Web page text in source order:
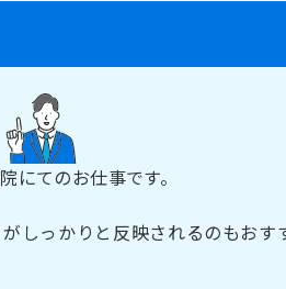
にてのお仕事です。
しっかりと反映されるのもおす